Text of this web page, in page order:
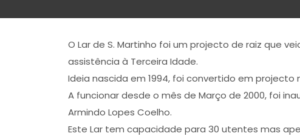
O Lar de S. Martinho foi um projecto de raiz que
assistência à Terceira Idade.
Ideia nascida em 1994, foi convertido em projecto
A funcionar desde o mês de Março de 2000, foi
Armindo Lopes Coelho.
Este Lar tem capacidade para 30 utentes mas